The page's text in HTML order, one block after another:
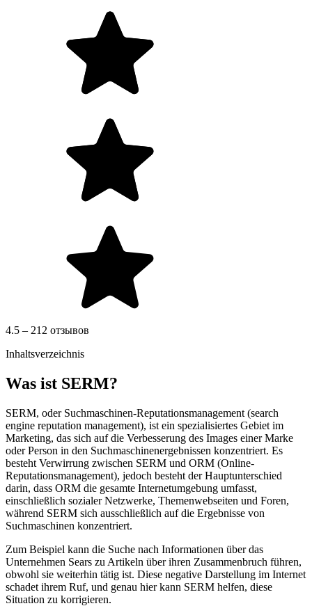
4.5 – 212 отзывов
Inhaltsverzeichnis
Was ist SERM?
SERM, oder Suchmaschinen-Reputationsmanagement (search
engine reputation management), ist ein spezialisiertes Gebiet im
Marketing, das sich auf die Verbesserung des Images einer Marke
oder Person in den Suchmaschinenergebnissen konzentriert. Es
besteht Verwirrung zwischen SERM und ORM (Online-
Reputationsmanagement), jedoch besteht der Hauptunterschied
darin, dass ORM die gesamte Internetumgebung umfasst,
einschließlich sozialer Netzwerke, Themenwebseiten und Foren,
während SERM sich ausschließlich auf die Ergebnisse von
Suchmaschinen konzentriert.
Zum Beispiel kann die Suche nach Informationen über das
Unternehmen Sears zu Artikeln über ihren Zusammenbruch führen,
obwohl sie weiterhin tätig ist. Diese negative Darstellung im Internet
schadet ihrem Ruf, und genau hier kann SERM helfen, diese
Situation zu korrigieren.